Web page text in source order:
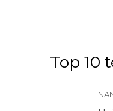
Top 10